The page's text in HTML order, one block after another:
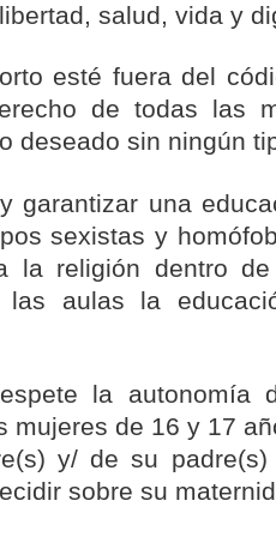
salud, vida y
esté fuera del
de todas las
deseado sin ningún
garantizar una
sexistas y
la religión dentro
las aulas la
la autonomía
mujeres de 16 y 17
y/ de su
sobre su